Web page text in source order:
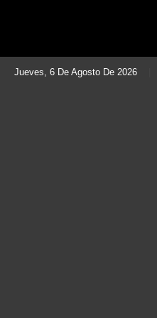
Jueves, 6 De Agosto De 2026